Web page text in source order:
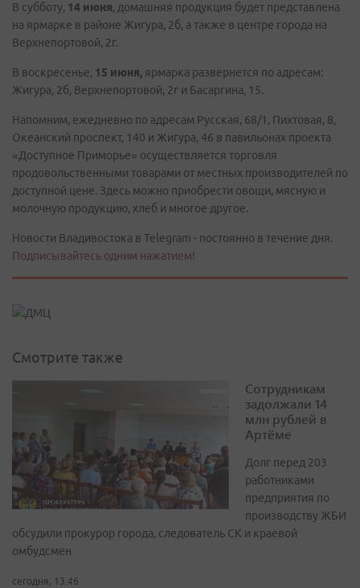
В субботу, 14 июня, домашняя продукция будет представлена
на ярмарке в районе Жигура, 2б, а также в центре города на
Верхнепортовой, 2г.
В воскресенье, 15 июня, ярмарка развернется по адресам:
Жигура, 2б, Верхнепортовой, 2г и Басаргина, 15.
Напомним, ежедневно по адресам Русская, 68/1, Пихтовая, 8,
Океанский проспект, 140 и Жигура, 46 в павильонах проекта
«Доступное Приморье» осуществляется торговля
продовольственными товарами от местных производителей по
доступной цене. Здесь можно приобрести овощи, мясную и
молочную продукцию, хлеб и многое другое.
Новости Владивостока в Telegram - постоянно в течение дня.
Подписывайтесь одним нажатием!
Смотрите также
Сотрудникам
задолжали 14
млн рублей в
Артёме
Долг перед 203
работниками
предприятия по
производству ЖБИ
обсудили прокурор города, следователь СК и краевой
омбудсмен
сегодня, 13:46